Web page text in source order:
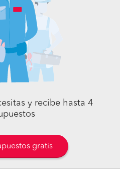
y recibe hasta 4
gratis